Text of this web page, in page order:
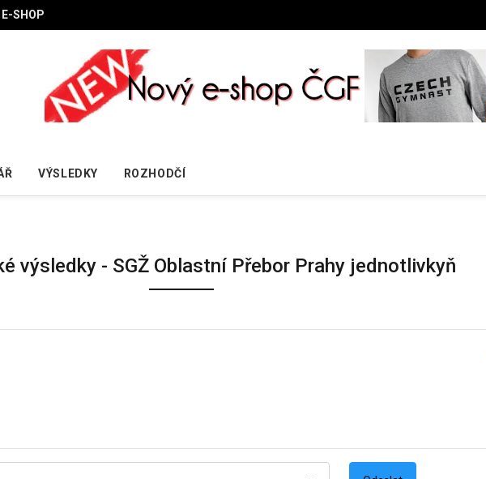
E-SHOP
VÝSLEDKY ROZHODČÍ
výsledky - SGŽ Oblastní Přebor Prahy jednotlivkyň